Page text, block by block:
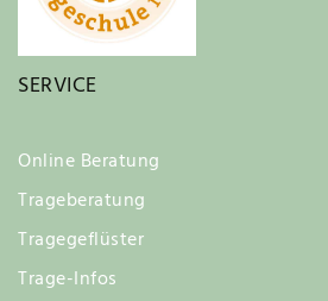
SERVICE
Online Beratung
Trageberatung
Tragegeflüster
Trage-Infos